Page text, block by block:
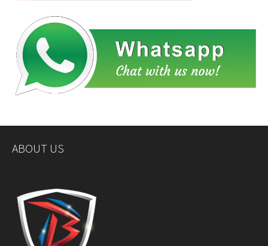
ABOUT US